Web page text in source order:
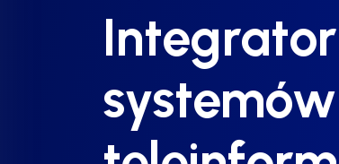
Integrator
systemów
Integrator
systemów